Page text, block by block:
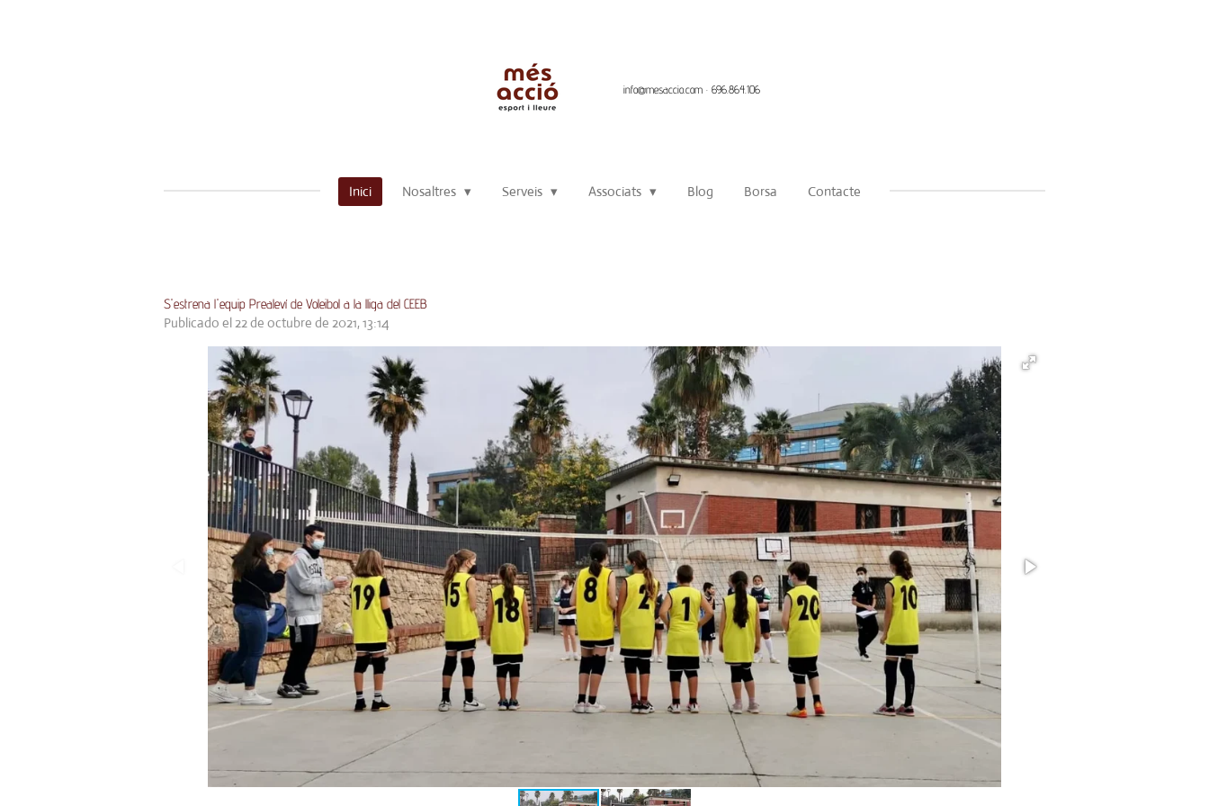
info@mesaccio.com · 696.864.106
Inici Nosaltres Serveis Associats Blog Borsa Contacte
S'estrena l'equip Prealeví de Voleibol a la lliga del CEEB
Publicado el 22 de octubre de 2021, 13:14